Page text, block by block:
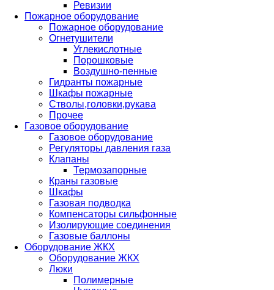
Ревизии
Пожарное оборудование
Пожарное оборудование
Огнетушители
Углекислотные
Порошковые
Воздушно-пенные
Гидранты пожарные
Шкафы пожарные
Стволы,головки,рукава
Прочее
Газовое оборудование
Газовое оборудование
Регуляторы давления газа
Клапаны
Термозапорные
Краны газовые
Шкафы
Газовая подводка
Компенсаторы сильфонные
Изолирующие соединения
Газовые баллоны
Оборудование ЖКХ
Оборудование ЖКХ
Люки
Полимерные